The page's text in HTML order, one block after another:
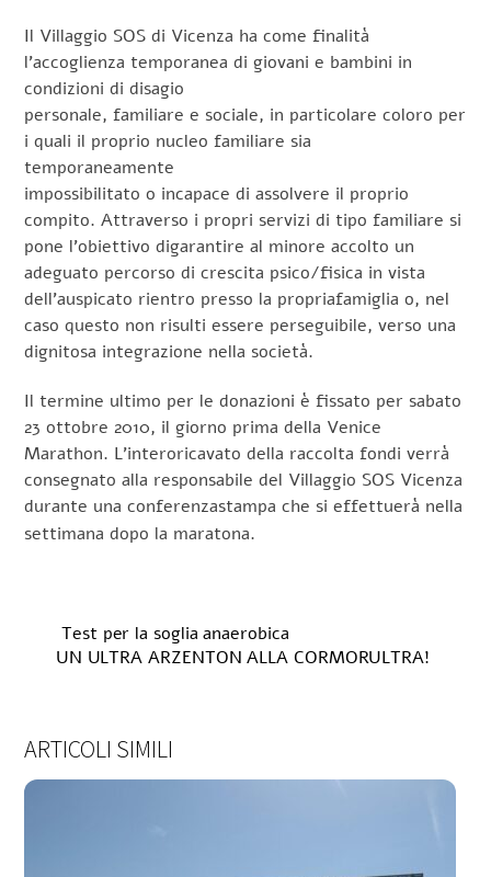
Il Villaggio SOS di Vicenza ha come finalità
l’accoglienza temporanea di giovani e bambini in
condizioni di disagio
personale, familiare e sociale, in particolare coloro per
i quali il proprio nucleo familiare sia
temporaneamente
impossibilitato o incapace di assolvere il proprio
compito. Attraverso i propri servizi di tipo familiare si
pone l’obiettivo digarantire al minore accolto un
adeguato percorso di crescita psico/fisica in vista
dell’auspicato rientro presso la propriafamiglia o, nel
caso questo non risulti essere perseguibile, verso una
dignitosa integrazione nella società.
Il termine ultimo per le donazioni è fissato per sabato
23 ottobre 2010, il giorno prima della Venice
Marathon. L’interoricavato della raccolta fondi verrà
consegnato alla responsabile del Villaggio SOS Vicenza
durante una conferenzastampa che si effettuerà nella
settimana dopo la maratona.
Test per la soglia anaerobica
UN ULTRA ARZENTON ALLA CORMORULTRA!
ARTICOLI SIMILI